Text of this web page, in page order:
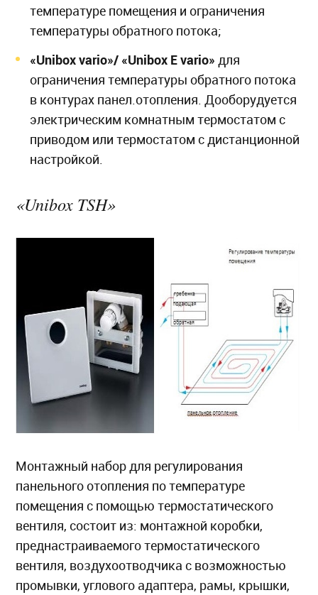
температуре помещения и ограничения
температуры обратного потока;
«Unibox vario»/ «Unibox E vario» для
ограничения температуры обратного потока
в контурах панел.отопления. Дооборудуется
электрическим комнатным термостатом с
приводом или термостатом с дистанционной
настройкой.
«Unibox TSH»
Монтажный набор для регулирования
панельного отопления по температуре
помещения с помощью термостатического
вентиля, состоит из: монтажной коробки,
преднастраиваемого термостатического
вентиля, воздухоотводчика c возможностью
промывки, углового адаптера, рамы, крышки,